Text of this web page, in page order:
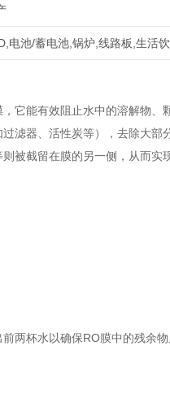
电池/蓄电池,锅炉,线路板,生活
它能有效阻止水中的溶解物、
滤器、活性炭等），去除大部
被截留在膜的另一侧，从而实
两杯水以确保RO膜中的残余物